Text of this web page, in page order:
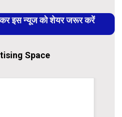
इस न्यूज को शेयर जरूर करें
Space